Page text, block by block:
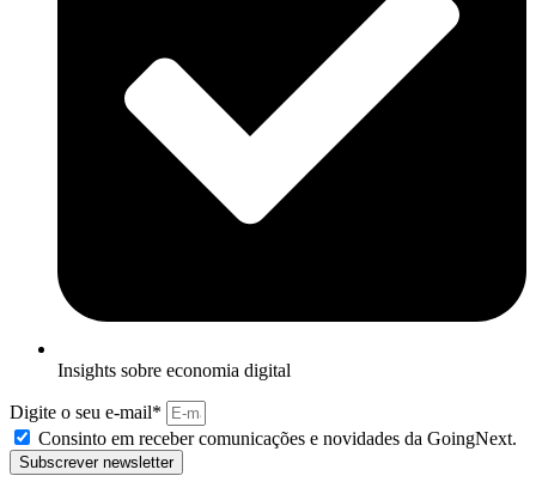
Insights sobre economia digital
Digite o seu e-mail*
Consinto em receber comunicações e novidades da GoingNext.
Subscrever newsletter